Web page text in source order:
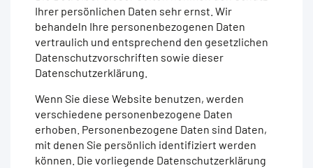
Ihrer persönlichen Daten sehr ernst. Wir
behandeln Ihre personenbezogenen Daten
vertraulich und entsprechend den gesetzlichen
Datenschutzvorschriften sowie dieser
Datenschutzerklärung.
Wenn Sie diese Website benutzen, werden
verschiedene personenbezogene Daten
erhoben. Personenbezogene Daten sind Daten,
mit denen Sie persönlich identifiziert werden
können. Die vorliegende Datenschutzerklärung